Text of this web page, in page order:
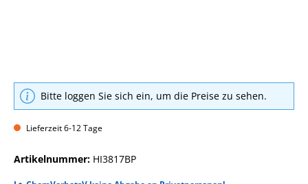
Bitte loggen Sie sich ein, um die Preise zu sehen.
Lieferzeit 6-12 Tage
Artikelnummer: HI3817BP